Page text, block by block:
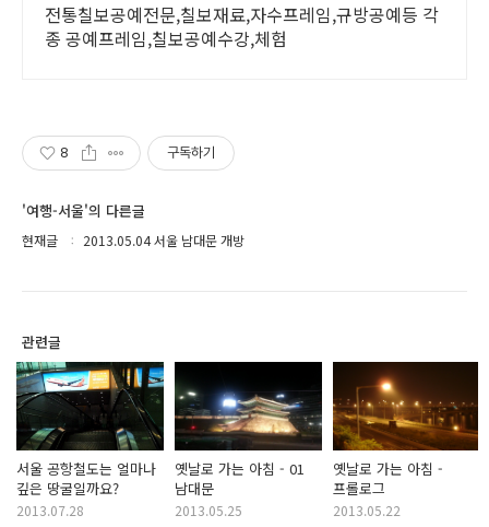
전통칠보공예전문,칠보재료,자수프레임,규방공예등 각
종 공예프레임,칠보공예수강,체험
8 구독하기
'여행-서울'의 다른글
현재글 2013.05.04 서울 남대문 개방
관련글
서울 공항철도는 얼마나
깊은 땅굴일까요?
2013.07.28
옛날로 가는 아침 - 01
남대문
2013.05.25
옛날로 가는 아침 -
프롤로그
2013.05.22